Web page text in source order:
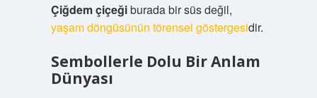
Çiğdem çiçeğiburada bir süs değil,
yaşam döngüsünün törensel göstergesidir.
Sembollerle Dolu Bir Anlam
Dünyası